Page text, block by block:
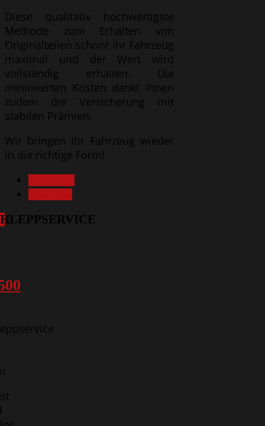
Diese qualitativ hochwertigste
Methode zum Erhalten von
Originalteilen schont Ihr Fahrzeug
maximal und der Wert wird
vollständig erhalten. Die
minimierten Kosten dankt Ihnen
zudem die Versicherung mit
stabilen Prämien.
Wir bringen Ihr Fahrzeug wieder
in die richtige Form!